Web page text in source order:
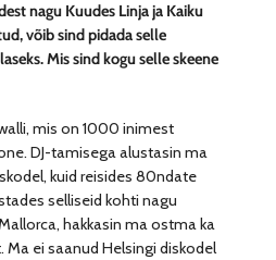
nagu Kuudes Linja ja Kaiku
võib sind pidada selle
Mis sind kogu selle skeene
mis on 1000 inimest
DJ-tamisega alustasin ma
kuid reisides 80ndate
selliseid kohti nagu
hakkasin ma ostma ka
Ma ei saanud Helsingi diskodel